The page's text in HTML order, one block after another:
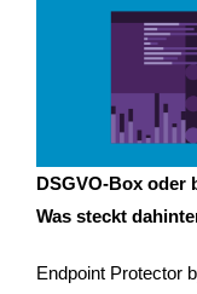
DSGVO-Box oder
Was steckt
Endpoint Protector